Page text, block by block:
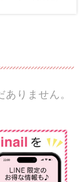
りません。